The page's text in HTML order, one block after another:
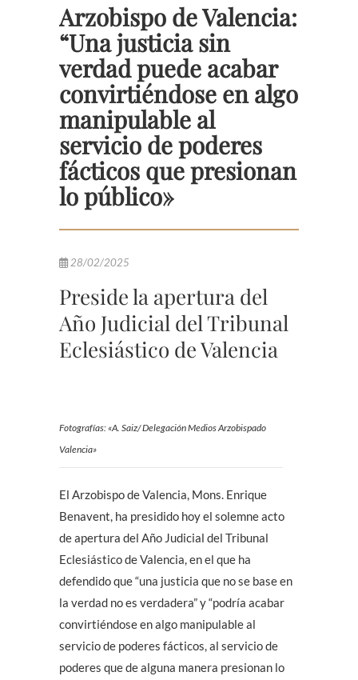
Arzobispo de Valencia:
“Una justicia sin
verdad puede acabar
convirtiéndose en algo
manipulable al
servicio de poderes
fácticos que presionan
lo público»
28/02/2025
Preside la apertura del
Año Judicial del Tribunal
Eclesiástico de Valencia
Fotografías: «A. Saiz/ Delegación Medios Arzobispado
Valencia»
El Arzobispo de Valencia, Mons. Enrique
Benavent, ha presidido hoy el solemne acto
de apertura del Año Judicial del Tribunal
Eclesiástico de Valencia, en el que ha
defendido que “una justicia que no se base en
la verdad no es verdadera” y “podría acabar
convirtiéndose en algo manipulable al
servicio de poderes fácticos, al servicio de
poderes que de alguna manera presionan lo